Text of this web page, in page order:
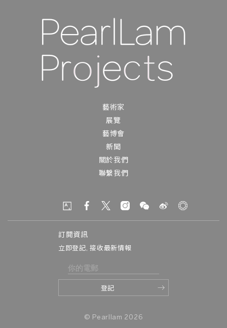
藝術家
展覽
藝博會
新聞
關於我們
聯繫我們
訂閱資訊
立即登記, 接收最新情報
© Pearllam 2026